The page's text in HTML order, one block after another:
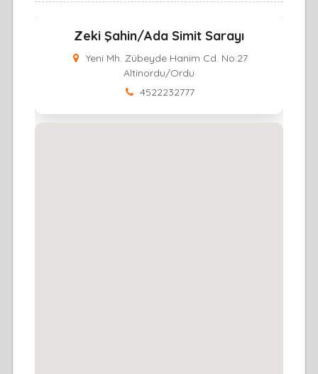
Zeki Şahin/Ada Simit Sarayı
Yeni Mh. Zübeyde Hanim Cd. No:27
Altinordu/Ordu
4522232777